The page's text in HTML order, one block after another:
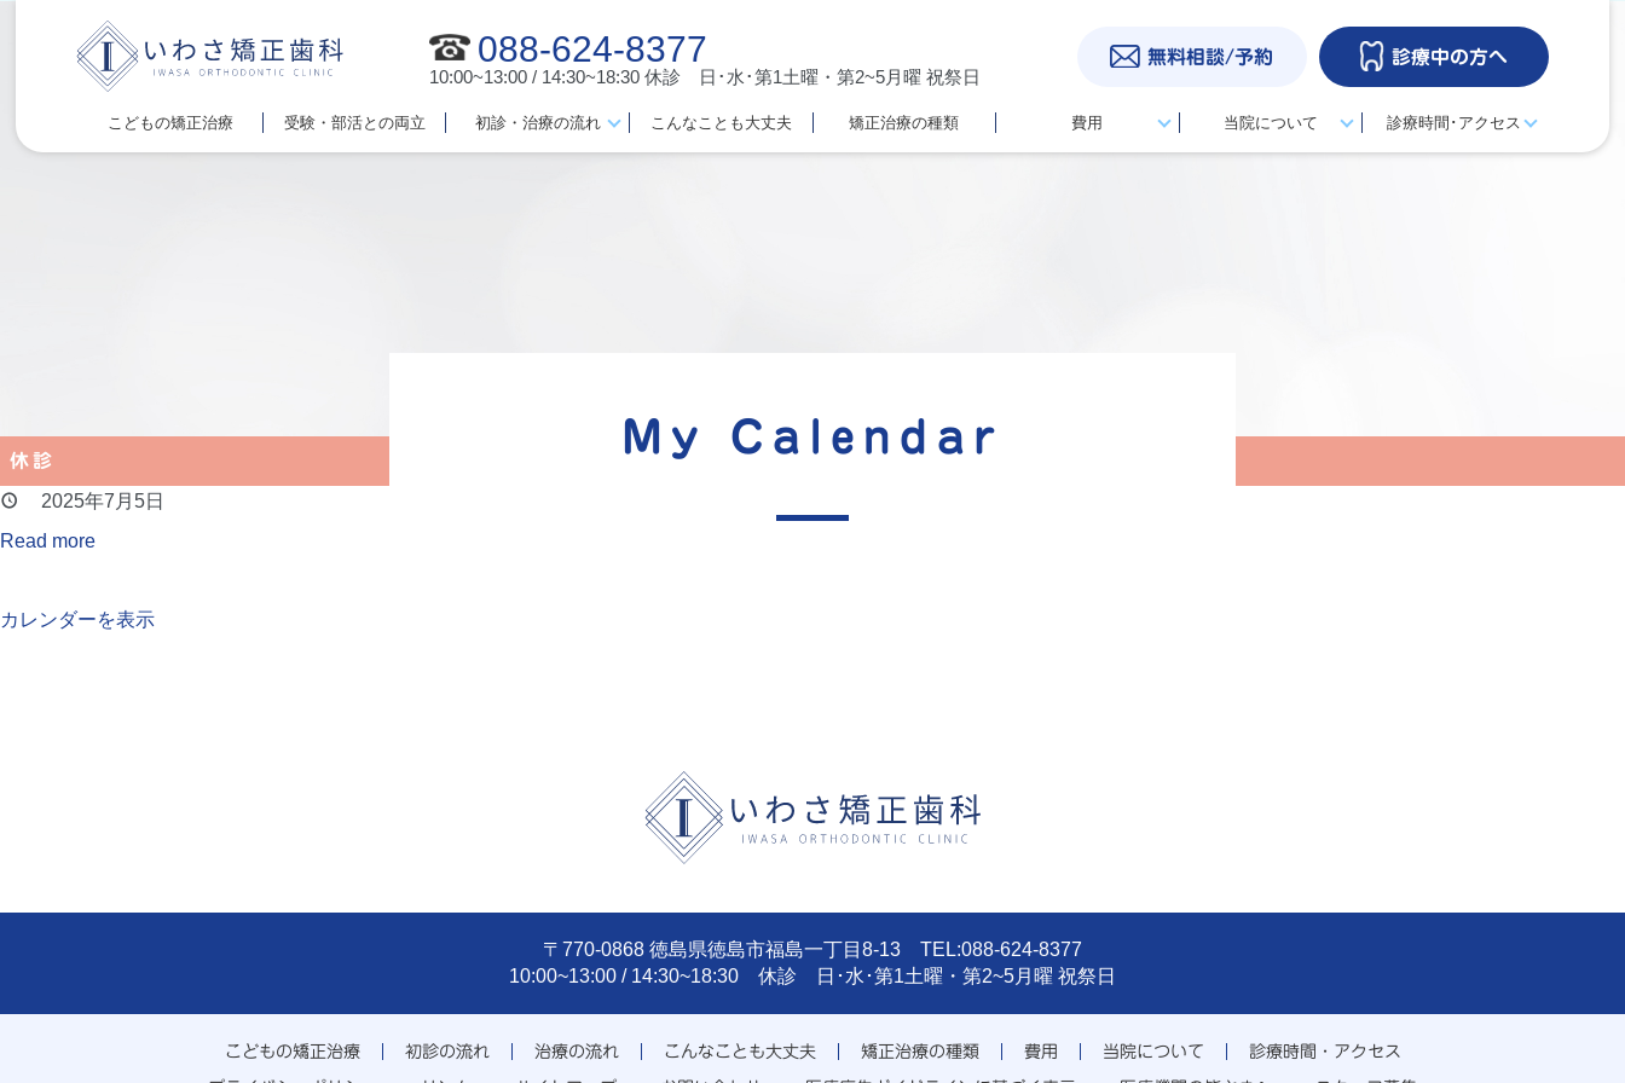
088-624-8377
10:00~13:00 / 14:30~18:30 休診 日･水･第1土曜・第2~5月曜 祝祭日
無料相談/予約 診療中の方へ
こどもの矯正治療 受験・部活との両立 初診・治療の流れ こんなことも大丈夫 矯正治療の種類 費用 当院について 診療時間･アクセス
My Calendar
休診
2025年7月5日
Read more
カレンダーを表示
〒770-0868 徳島県徳島市福島一丁目8-13 TEL:088-624-8377
10:00~13:00 / 14:30~18:30 休診 日･水･第1土曜・第2~5月曜 祝祭日
こどもの矯正治療 初診の流れ 治療の流れ こんなことも大丈夫 矯正治療の種類 費用 当院について 診療時間・アクセス